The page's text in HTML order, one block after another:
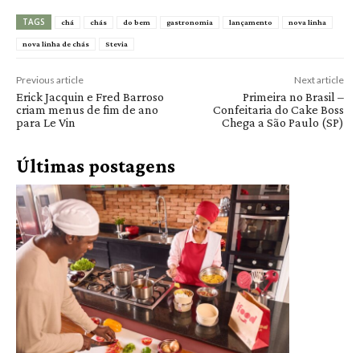
TAGS chá chás do bem gastronomia lançamento nova linha
nova linha de chás Stevia
Previous article
Erick Jacquin e Fred Barroso
criam menus de fim de ano
para Le Vin
Next article
Primeira no Brasil –
Confeitaria do Cake Boss
Chega a São Paulo (SP)
Últimas postagens